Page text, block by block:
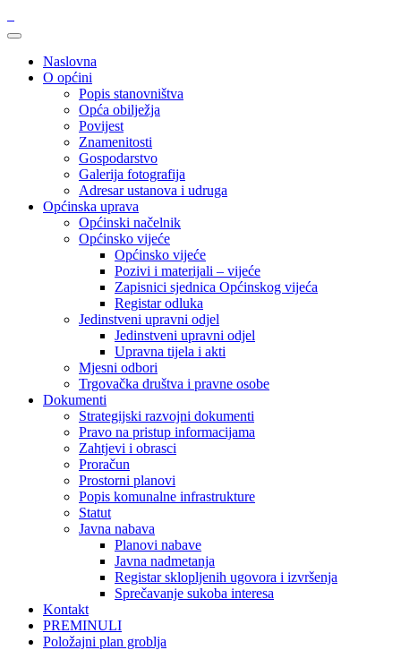
Naslovna
O općini
Popis stanovništva
Opća obilježja
Povijest
Znamenitosti
Gospodarstvo
Galerija fotografija
Adresar ustanova i udruga
Općinska uprava
Općinski načelnik
Općinsko vijeće
Općinsko vijeće
Pozivi i materijali – vijeće
Zapisnici sjednica Općinskog vijeća
Registar odluka
Jedinstveni upravni odjel
Jedinstveni upravni odjel
Upravna tijela i akti
Mjesni odbori
Trgovačka društva i pravne osobe
Dokumenti
Strategijski razvojni dokumenti
Pravo na pristup informacijama
Zahtjevi i obrasci
Proračun
Prostorni planovi
Popis komunalne infrastrukture
Statut
Javna nabava
Planovi nabave
Javna nadmetanja
Registar sklopljenih ugovora i izvršenja
Sprečavanje sukoba interesa
Kontakt
PREMINULI
Položajni plan groblja